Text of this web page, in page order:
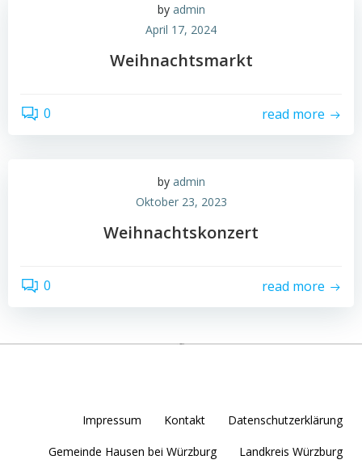
by admin
April 17, 2024
Weihnachtsmarkt
0 read more
by admin
Oktober 23, 2023
Weihnachtskonzert
0 read more
Impressum Kontakt Datenschutzerklärung
Gemeinde Hausen bei Würzburg Landkreis Würzburg